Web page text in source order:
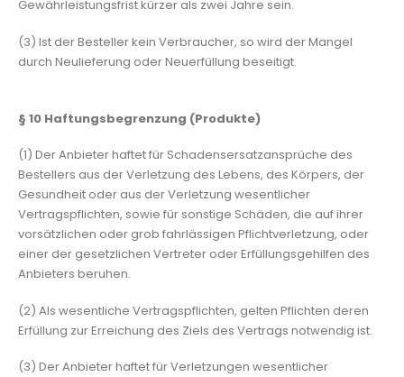
Gewährleistungsfrist kürzer als zwei Jahre sein.
(3) Ist der Besteller kein Verbraucher, so wird der Mangel
durch Neulieferung oder Neuerfüllung beseitigt.
§ 10 Haftungsbegrenzung (Produkte)
(1) Der Anbieter haftet für Schadensersatzansprüche des
Bestellers aus der Verletzung des Lebens, des Körpers, der
Gesundheit oder aus der Verletzung wesentlicher
Vertragspflichten, sowie für sonstige Schäden, die auf ihrer
vorsätzlichen oder grob fahrlässigen Pflichtverletzung, oder
einer der gesetzlichen Vertreter oder Erfüllungsgehilfen des
Anbieters beruhen.
(2) Als wesentliche Vertragspflichten, gelten Pflichten deren
Erfüllung zur Erreichung des Ziels des Vertrags notwendig ist.
(3) Der Anbieter haftet für Verletzungen wesentlicher